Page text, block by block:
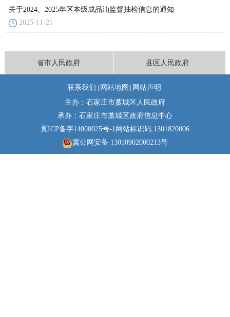
关于2024、2025年区本级成品油监督抽检信息的通知
2025-11-21
省市人民政府 县区人民政府
联系我们 网站地图
网站声明
主办：石家庄市藁城区人民政府
承办：石家庄市藁城区政府信息中心
冀ICP备字14000025号-1 网站标识码:1301820006
冀公网安备 13010902000213号